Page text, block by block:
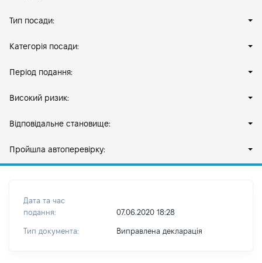
Тип посади:
Категорія посади:
Період подання:
Високий ризик:
Відповідальне становище:
Пройшла автоперевірку:
Дата та час
подання:
07.06.2020 18:28
Тип документа: Виправлена декларація